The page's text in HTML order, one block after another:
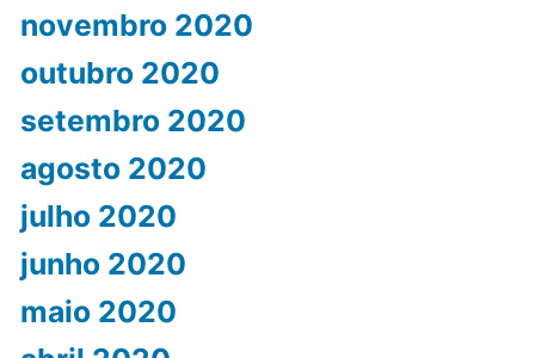
novembro 2020
outubro 2020
setembro 2020
agosto 2020
julho 2020
junho 2020
maio 2020